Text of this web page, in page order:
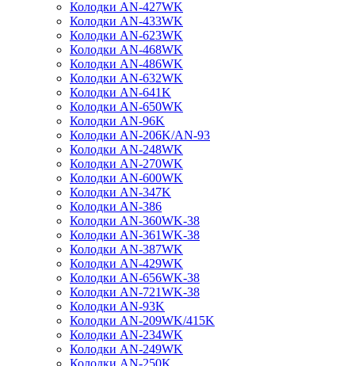
Колодки AN-427WK
Колодки AN-433WK
Колодки AN-623WK
Колодки AN-468WK
Колодки AN-486WK
Колодки AN-632WK
Колодки AN-641K
Колодки AN-650WK
Колодки AN-96K
Колодки AN-206K/AN-93
Колодки AN-248WK
Колодки AN-270WK
Колодки AN-600WK
Колодки AN-347K
Колодки AN-386
Колодки AN-360WK-38
Колодки AN-361WK-38
Колодки AN-387WK
Колодки AN-429WK
Колодки AN-656WK-38
Колодки AN-721WK-38
Колодки AN-93K
Колодки AN-209WK/415K
Колодки AN-234WK
Колодки AN-249WK
Колодки AN-250K